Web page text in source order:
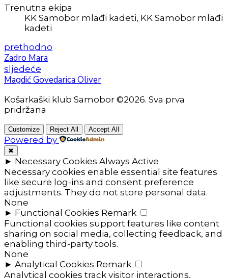
Trenutna ekipa
KK Samobor mlađi kadeti, KK Samobor mlađi
kadeti
prethodno
Zadro Mara
sljedeće
Magdić Govedarica Oliver
Košarkaški klub Samobor ©2026. Sva prva
pridržana
Customize Reject All Accept All
Powered by
✖
► Necessary Cookies Always Active
Necessary cookies enable essential site features
like secure log-ins and consent preference
adjustments. They do not store personal data.
None
► Functional Cookies Remark
Functional cookies support features like content
sharing on social media, collecting feedback, and
enabling third-party tools.
None
► Analytical Cookies Remark
Analytical cookies track visitor interactions,